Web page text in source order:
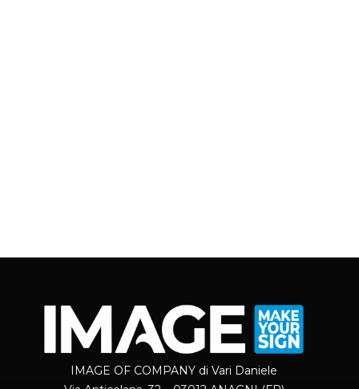
8,95